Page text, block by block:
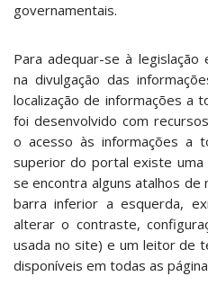
governamentais.
Para adequar-se à legislação
na divulgação das
localização de informações a
foi desenvolvido com
o acesso às informações a
superior do portal existe uma
se encontra alguns atalhos de
barra inferior a esquerda,
alterar o contraste,
usada no site) e um leitor de
disponíveis em todas as